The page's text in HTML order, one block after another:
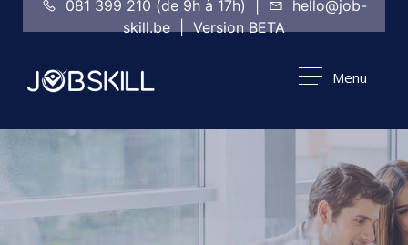
081 399 210 (de 9h à 17h) |
hello@job-
skill.be | Version BETA
Menu